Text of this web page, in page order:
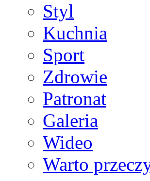
Styl
Kuchnia
Sport
Zdrowie
Patronat
Galeria
Wideo
Warto